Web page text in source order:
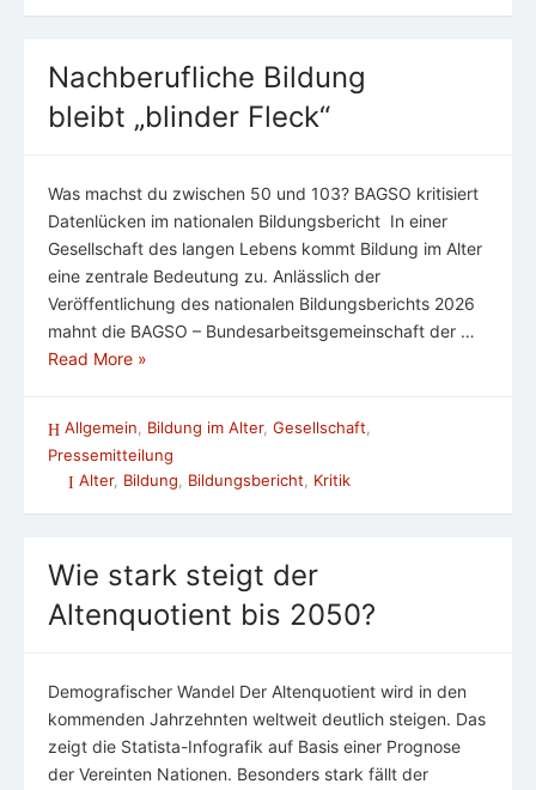
Nachberufliche Bildung
bleibt „blinder Fleck“
Was machst du zwischen 50 und 103? BAGSO kritisiert
Datenlücken im nationalen Bildungsbericht In einer
Gesellschaft des langen Lebens kommt Bildung im Alter
eine zentrale Bedeutung zu. Anlässlich der
Veröffentlichung des nationalen Bildungsberichts 2026
mahnt die BAGSO – Bundesarbeitsgemeinschaft der …
Read More »
Allgemein Bildung im Alter, Gesellschaft
Pressemitteilung
Alter, Bildung Bildungsbericht Kritik
Wie stark steigt der
Altenquotient bis 2050?
Demografischer Wandel Der Altenquotient wird in den
kommenden Jahrzehnten weltweit deutlich steigen. Das
zeigt die Statista-Infografik auf Basis einer Prognose
der Vereinten Nationen. Besonders stark fällt der